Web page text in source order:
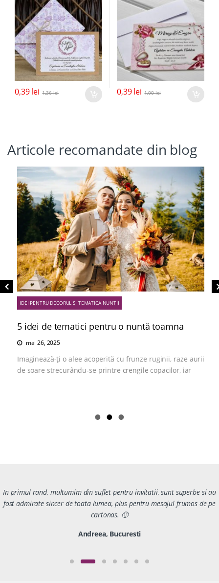
0,39lei 1,36lei 0,39lei 1,00lei
Articole recomandate din blog
IDEI PENTRU DECORUL SI TEMATICA NUNTII
5 idei de tematici pentru o nuntă toamna
mai 26, 2025
Imaginează-ți o alee acoperită cu frunze ruginii, raze aurii
de soare strecurându-se printre crengile copacilor, iar
In primul rand, multumim din suflet pentru invitatii, sunt superbe si au
fost admirate sincer de toata lumea, plus pentru mesajul frumos de pe
cartonas. 🙂
Andreea, Bucuresti